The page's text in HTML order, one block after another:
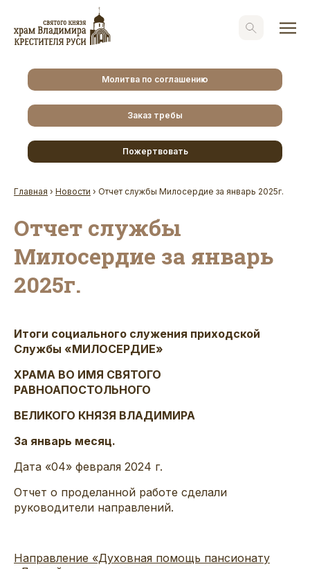
Молитва по соглашению
Заказ требы
Пожертвовать
Главная › Новости › Отчет службы Милосердие за январь 2025г.
Отчет службы
Милосердие за январь
2025г.
Итоги социального служения приходской
Службы «МИЛОСЕРДИЕ»
ХРАМА ВО ИМЯ СВЯТОГО
РАВНОАПОСТОЛЬНОГО
ВЕЛИКОГО КНЯЗЯ ВЛАДИМИРА
За январь месяц.
Дата «04» февраля 2024 г.
Отчет о проделанной работе сделали
руководители направлений.
Направление «Духовная помощь пансионату